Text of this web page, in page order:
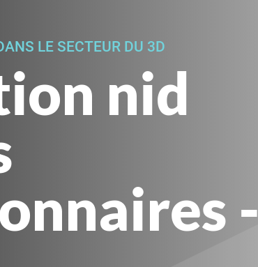
LE SECTEUR DU 3D
nid
-